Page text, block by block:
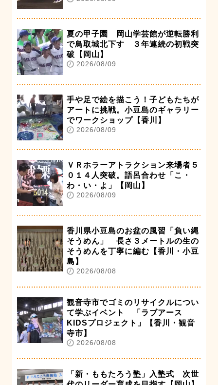
夏の甲子園 岡山学芸館が逆転勝利
で鳥取城北下す ３年連続の初戦突
破【岡山】
2026/08/09
手や足で絵を描こう！子どもたちが
アートに挑戦。小豆島のギャラリー
でワークショップ【香川】
2026/08/09
ＶＲホラーアトラクション来場者５
０１４人突破。語呂合わせ「こ・
わ・い・よ」【岡山】
2026/08/09
香川県小豆島のお盆の風習「負い縄
そうめん」 長さ３メートルの生の
そうめんを丁寧に編む【香川・小豆
島】
2026/08/08
観音寺市でゴミのリサイクルについ
て学ぶイベント 「ラブアース
KIDSプロジェクト」【香川・観音
寺市】
2026/08/08
「新・ももたろう塾」入塾式 次世